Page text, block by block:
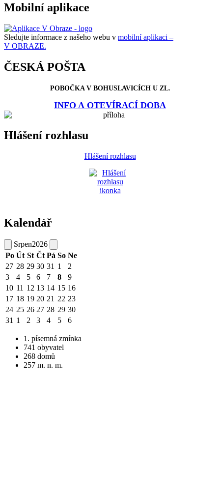
Mobilní aplikace
Sledujte informace z našeho webu v mobilní aplikaci –
V OBRAZE.
ČESKÁ POŠTA
POBOČKA V BOHUSLAVICÍCH U ZL.
INFO A OTEVÍRACÍ DOBA
Hlášení rozhlasu
Hlášení rozhlasu
Kalendář
Srpen2026
Po Út St Čt Pá So Ne
27 28 29 30 31 1
2
3
4 5 6 7 8
9
10 11 12 13 14 15 16
17 18 19 20 21 22 23
24 25 26 27 28 29 30
31 1 2 3 4 5 6
1. písemná zmínka
741 obyvatel
268 domů
257 m. n. m.